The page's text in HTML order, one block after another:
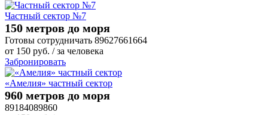
Частный сектор №7
150 метров до моря
Готовы сотрудничать 89627661664
от 150 руб. / за человека
Забронировать
«Амелия» частный сектор
960 метров до моря
89184089860